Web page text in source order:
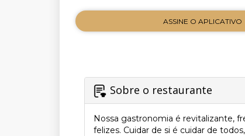
ASSINE O APLICATIVO
Sobre o restaurante
Nossa gastronomia é revitalizante,
felizes. Cuidar de si é cuidar de